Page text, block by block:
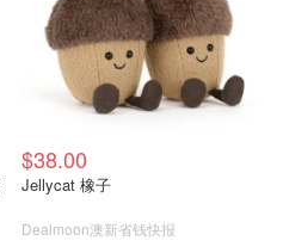
$38.00
Jellycat 橡子
Dealmoon澳新省钱快报